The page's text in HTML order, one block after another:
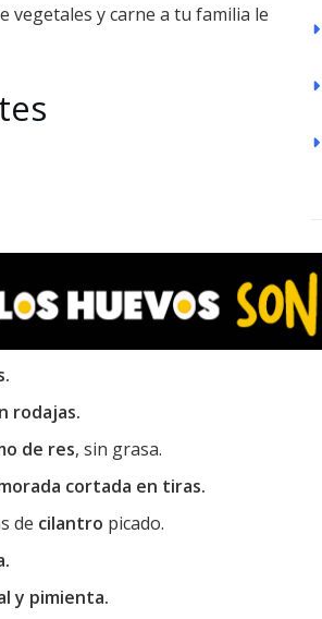
vegetales y carne a tu familia le
rodajas.
de res, sin grasa.
cortada en tiras.
de cilantro picado.
y pimienta.